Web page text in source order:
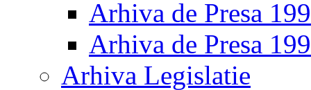
Arhiva de Presa
Arhiva de Presa
Arhiva Legislatie